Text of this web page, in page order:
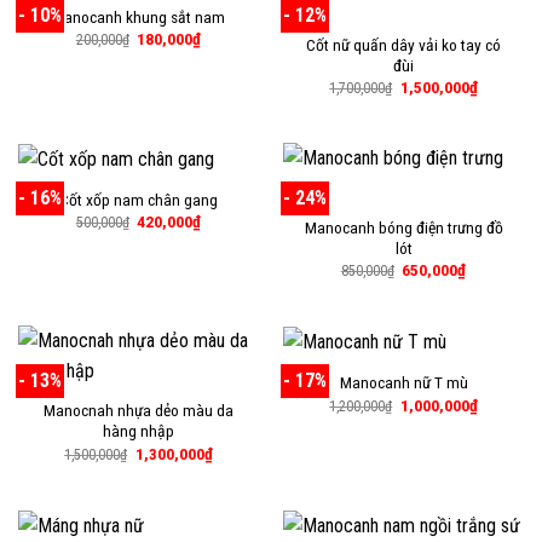
- 10%Manocanh khung sắt nam
200,000₫ Giá
180,000₫Giá
- 12%
Cốt nữ quấn dây vải ko tay có
đùi
1,700,000₫ Giá
gốc
1,500,000₫Giá
hiện
- 16%Cốt xốp nam chân gang
500,000₫ Giá
420,000₫Giá
- 24%
Manocanh bóng điện trưng đồ
lót
850,000₫ Giá
650,000₫Giá
- 13%
Manocnah nhựa dẻo màu da
hàng nhập
1,500,000₫ Giá
gốc
1,300,000₫Giá
hiện
1,300,000₫.
- 17% Manocanh nữ T mù
1,200,000₫ Giá
gốc
1,000,000₫Giá
hiện